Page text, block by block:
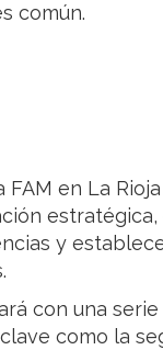
común.
FAM en La
y
con una
como la